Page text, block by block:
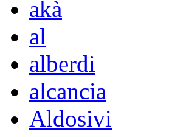
akà
al
alberdi
alcancia
Aldosivi